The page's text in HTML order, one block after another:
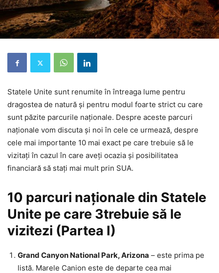
Statele Unite sunt renumite în întreaga lume pentru
dragostea de natură și pentru modul foarte strict cu care
sunt păzite parcurile naționale. Despre aceste parcuri
naționale vom discuta și noi în cele ce urmează, despre
cele mai importante 10 mai exact pe care trebuie să le
vizitați în cazul în care aveți ocazia și posibilitatea
financiară să stați mai mult prin SUA.
10 parcuri naționale din Statele
Unite pe care 3trebuie să le
vizitezi (Partea I)
Grand Canyon National Park, Arizona – este prima pe
listă. Marele Canion este de departe cea mai